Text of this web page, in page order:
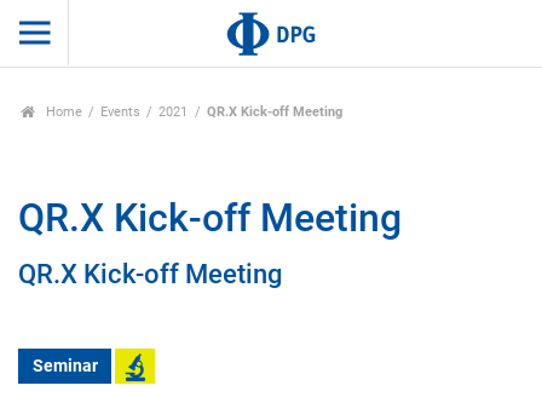
Home Events 2021 QR.X Kick-off Meeting
QR.X Kick-off Meeting
QR.X Kick-off Meeting
Seminar